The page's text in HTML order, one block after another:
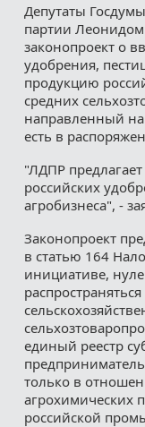
Депутаты
партии
законопроект о
удобрения,
продукцию
средних
направленный
есть в
"ЛДПР
российских
агробизнеса", -
Законопроект
в статью 164
инициативе,
единый реестр
только в
агрохимических
российской